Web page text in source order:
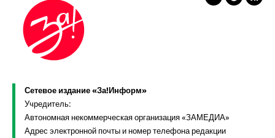
Сетевое издание «За!Информ»
Учредитель:
Автономная некоммерческая организация «ЗАМЕДИА»
Адрес электронной почты и номер телефона редакции